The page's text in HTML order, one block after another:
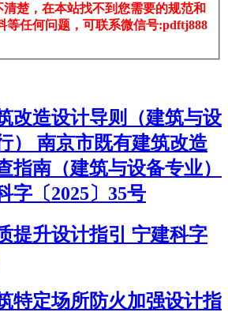
楚，在本站找不到您需要的规范和
等任何问题，可联系微信号:pdftj888
改造设计导则（建筑与设
） 南京市既有建筑改造
指南（建筑与设备专业）
字〔2025〕35号
提升设计指引 宁建科字
特定场所防火加强设计指